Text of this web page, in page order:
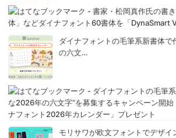
ダイナフォントの毛筆系新書体
の六文…
モリサワが欧文フォントでデザイ